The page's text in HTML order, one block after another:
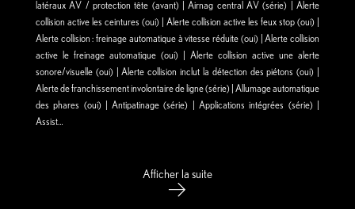
latéraux AV / protection tête (avant) | Airnag central AV (série) | Alerte
collision active les ceintures (oui) | Alerte collision active les feux stop (oui) |
Alerte collision : freinage automatique à vitesse réduite (oui) | Alerte collision
active le freinage automatique (oui) | Alerte collision active une alerte
sonore/visuelle (oui) | Alerte collision inclut la détection des piétons (oui) |
Alerte de franchissement involontaire de ligne (série) | Allumage automatique
des phares (oui) | Antipatinage (série) | Applications intégrées (série) |
Assist…
Afficher la suite